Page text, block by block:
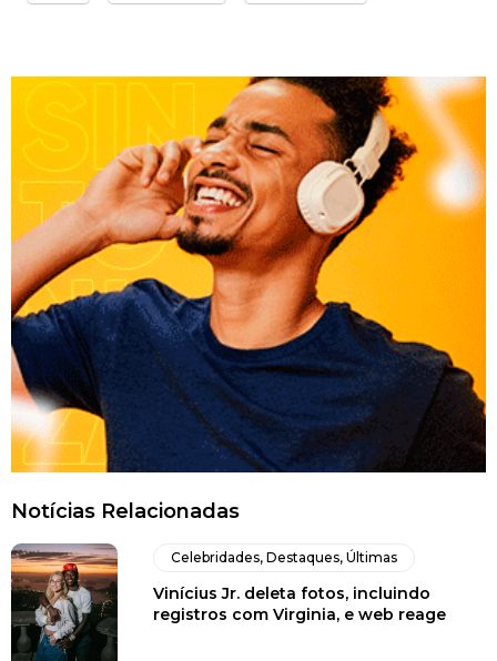
Notícias Relacionadas
Celebridades,Destaques,Últimas
Vinícius Jr. deleta fotos, incluindo
registros com Virginia, e web reage